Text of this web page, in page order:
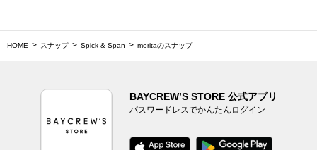
HOME スナップ Spick & Span moritaのスナップ
BAYCREW’S STORE 公式アプリ
パスワードレスでかんたんログイン